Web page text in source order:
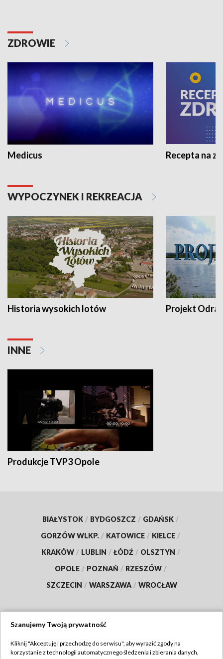
ZDROWIE
Medicus Recepta na
WYPOCZYNEK I REKREACJA
Historia wysokich lotów Projekt Odra
INNE
Produkcje TVP3 Opole
BIAŁYSTOK / BYDGOSZCZ / GDAŃSK /
GORZÓW WLKP. / KATOWICE / KIELCE /
KRAKÓW / LUBLIN / ŁÓDŹ / OLSZTYN /
OPOLE / POZNAŃ / RZESZÓW /
SZCZECIN / WARSZAWA / WROCŁAW
TVP
Szanujemy Twoją prywatność
Kliknij "Akceptuję i przechodzę do serwisu", aby wyrazić zgody na
korzystanie z technologii automatycznego śledzenia i zbierania danych,